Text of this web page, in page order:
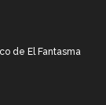
de El Fantasma